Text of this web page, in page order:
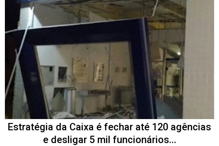
Estratégia da Caixa é fechar até 120 agências
e desligar 5 mil funcionários...